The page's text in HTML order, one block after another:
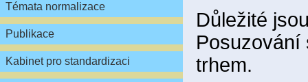
Témata normalizace
Publikace
Kabinet pro standardizaci
Důležité
Posuzování
trhem.